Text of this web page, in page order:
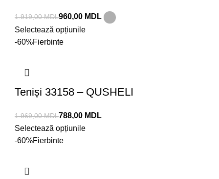
1.919,00MDL960,00 MDL
Selectează opțiunile
-60%Fierbinte
Teniși 33158 – QUSHELI
1.969,00MDL788,00 MDL
Selectează opțiunile
-60%Fierbinte